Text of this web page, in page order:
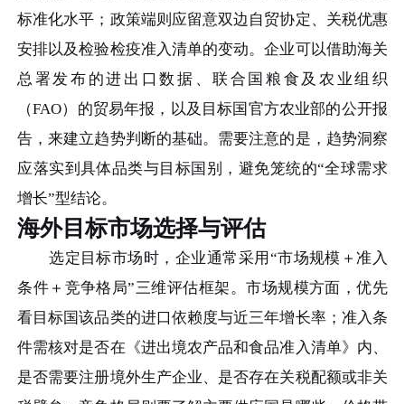
标准化水平；政策端则应留意双边自贸协定、关税优惠
安排以及检验检疫准入清单的变动。企业可以借助海关
总署发布的进出口数据、联合国粮食及农业组织
（FAO）的贸易年报，以及目标国官方农业部的公开报
告，来建立趋势判断的基础。需要注意的是，趋势洞察
应落实到具体品类与目标国别，避免笼统的“全球需求
增长”型结论。
海外目标市场选择与评估
选定目标市场时，企业通常采用“市场规模＋准入
条件＋竞争格局”三维评估框架。市场规模方面，优先
看目标国该品类的进口依赖度与近三年增长率；准入条
件需核对是否在《进出境农产品和食品准入清单》内、
是否需要注册境外生产企业、是否存在关税配额或非关